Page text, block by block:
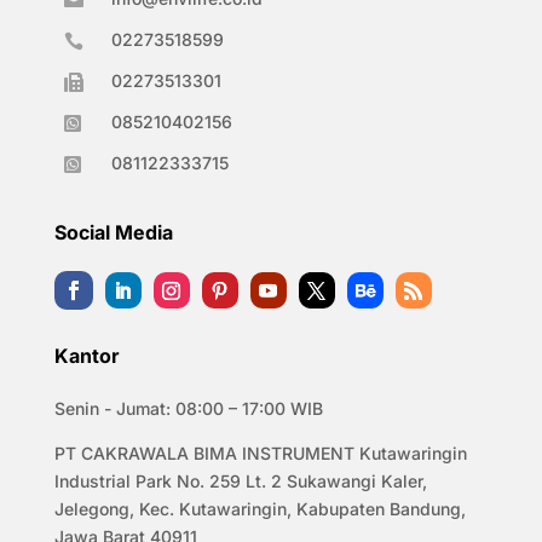
 02273518599
 02273513301
 085210402156
 081122333715
Social Media
Kantor
Senin - Jumat: 08:00 – 17:00 WIB
PT CAKRAWALA BIMA INSTRUMENT Kutawaringin
Industrial Park No. 259 Lt. 2 Sukawangi Kaler,
Jelegong, Kec. Kutawaringin, Kabupaten Bandung,
Jawa Barat 40911